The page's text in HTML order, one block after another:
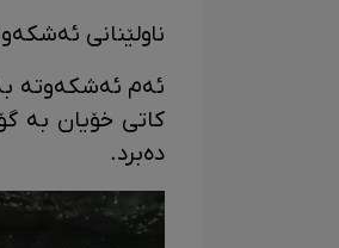
ناولێنانی
ئەم ئەشکەوتە
کاتی خۆیان بە
دەبرد.